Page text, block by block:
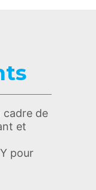
cadre de
et
pour